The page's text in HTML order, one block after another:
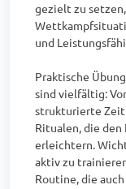
gezielt zu
und
Praktische
sind vielfältig:
strukturierte
Ritualen, die
erleichtern.
aktiv zu
Routine, die